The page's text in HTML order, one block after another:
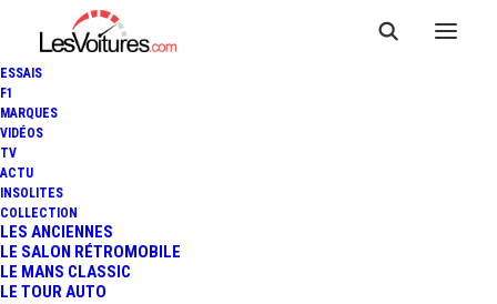
ESSAIS
F1
MARQUES
VIDÉOS
TV
ACTU
INSOLITES
COLLECTION
LES ANCIENNES
LE SALON RÉTROMOBILE
LE MANS CLASSIC
LE TOUR AUTO